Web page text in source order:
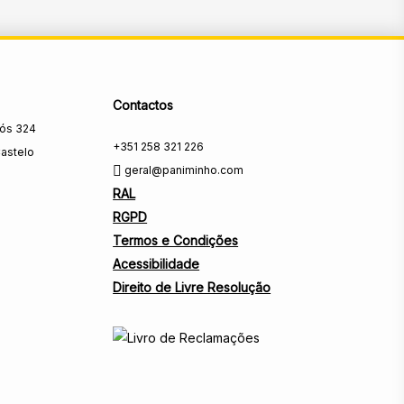
324
Contactos
+351 258 321 226
geral@paniminho.com
RAL
RGPD
Termos e Condições
Acessibilidade
Direito de Livre Resolução